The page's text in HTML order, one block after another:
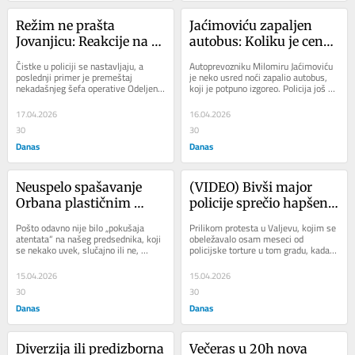
Režim ne prašta
Jovanjicu: Reakcije na
Dušana Mitića
Čistke u policiji se nastavljaju, a
poslednji primer je premeštaj
nekadašnjeg šefa operative Odeljenja
za borbu protiv narkotika i jednog
od...
17.04.2026
30
Danas
Jaćimoviću zapaljen
autobus: Koliku je cenu
autoprevoznik koji
prkosi režimu
Autoprevozniku Milomiru Jaćimoviću
je neko usred noći zapalio autobus,
koji je potpuno izgoreo. Policija još
uvek nije pronašla počinioca, iako...
16.04.2026
30
Danas
Neuspelo spašavanje
Orbana plastičnim
Pošto odavno nije bilo „pokušaja
atentata“ na našeg predsednika, koji
se nekako uvek, slučajno ili ne,
dešavaju kada predsedniku
ponestane...
15.04.2026
30
Danas
(VIDEO) Bivši major
policije sprečio hapšenje
Valjevu
Prilikom protesta u Valjevu, kojim se
obeležavalo osam meseci od
policijske torture u tom gradu, kada
je 14. avgusta prošle godine policija
pretukla...
15.04.2026
30
Danas
Diverzija ili predizborna
Večeras u 20h nova